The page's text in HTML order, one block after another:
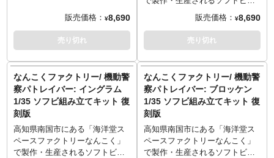
体化。30年以上経ってもその素
晴らしさは変わりません！
※この商品は組み立て、塗装が
す。組み立て、塗装には別途、
接着剤や工具、塗料等が必要で
す。
立体化。30年以上経ってもその
素晴らしさは変わりません！
※この商品は組み立て、塗装が
す。組み立て、塗装には別途、
接着剤や工具、塗料等が必要で
す。
ズ。海洋堂の往年の名作から最
新作まで、多種多様なものが
日々生み出されるオールジャパ
ンメイドのフィギュアとして展
出渕裕氏デザイン、ゆうきまさ
み氏の手によるコミック『機動
警察パトレイバー』。両氏の描
く日常生活の中にあるリアルに
存在するロボットをプラモ的可
動トイではなくフィギュアとし
て製品化する為にソフトビニー
ルキットとして、圧倒的な存在
販売価格： ¥8,690
売り切れ
ール製ガレージキットシリー
ズ。海洋堂の往年の名作から最
新作まで、多種多様なものが
日々生み出されるオールジャパ
コミックからOVA、そして劇場
映画版と進んでいく『機動警察
パトレイバー』。フィギュアも
製作を続けることによってソフ
トビニールでの表現の技術も進
化し、よりリアルなソフトビニ
ールキットとして製作されてい
販売価格： ¥8,690
売り切れ
なんこくファクトリー/ 機動警
察パトレイバー: イングラム
1/35 ソフビ組み立てキット 復
刻版
高知県南国市にある「海洋堂ス
ペースファクトリーなんこく」
で製作・生産されるソフトビニ
なんこくファクトリー/ 機動警
察パトレイバー: ブロッケン
1/35 ソフビ組み立てキット 復
刻版
高知県南国市にある「海洋堂ス
ペースファクトリーなんこく」
で製作・生産されるソフトビニ